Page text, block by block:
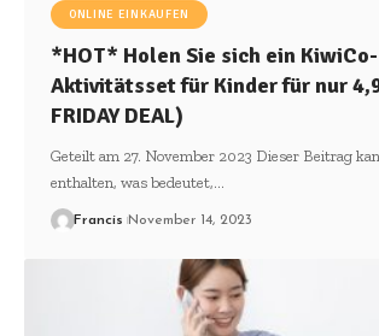
ONLINE EINKAUFEN
*HOT* Holen Sie sich ein KiwiCo-
Aktivitätsset für Kinder für nur
FRIDAY DEAL)
Geteilt am 27. November 2023 Dieser Beitrag
enthalten, was bedeutet,
Francis November 14, 2023